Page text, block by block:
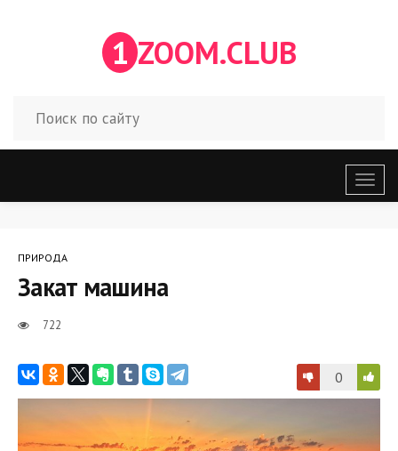
1 ZOOM.CLUB
меню
ПРИРОДА
Закат машина
722
0